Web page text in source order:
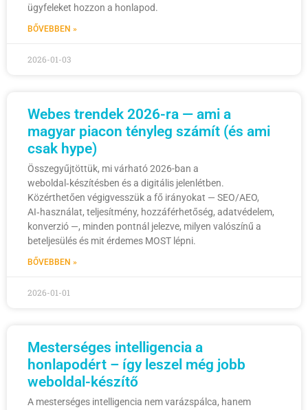
ügyfeleket hozzon a honlapod.
BŐVEBBEN »
2026-01-03
Webes trendek 2026-ra — ami a
magyar piacon tényleg számít (és ami
csak hype)
Összegyűjtöttük, mi várható 2026-ban a
weboldal‑készítésben és a digitális jelenlétben.
Közérthetően végigvesszük a fő irányokat — SEO/AEO,
AI‑használat, teljesítmény, hozzáférhetőség, adatvédelem,
konverzió —, minden pontnál jelezve, milyen valószínű a
beteljesülés és mit érdemes MOST lépni.
BŐVEBBEN »
2026-01-01
Mesterséges intelligencia a
honlapodért – így leszel még jobb
weboldal-készítő
A mesterséges intelligencia nem varázspálca, hanem